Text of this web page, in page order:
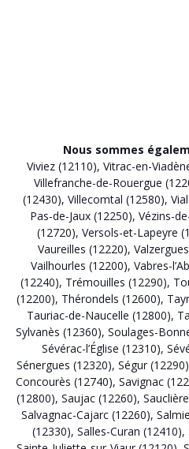
Nous sommes
Viviez (12110), Vitrac-en-
Villefranche-de-Rouergue
(12430), Villecomtal (12580),
Pas-de-Jaux (12250), Vézins-
(12720), Versols-et-Lapeyre
Vaureilles (12220),
Vailhourles (12200), Vabres-
(12240), Trémouilles (12290),
(12200), Thérondels (12600),
Tauriac-de-Naucelle (12800),
Sylvanès (12360), Soulages-
Sévérac-l’Église (12310),
Sénergues (12320), Ségur (12290)
Concourès (12740), Savignac
(12800), Saujac (12260),
Salvagnac-Cajarc (12260),
(12330), Salles-Curan (12410),